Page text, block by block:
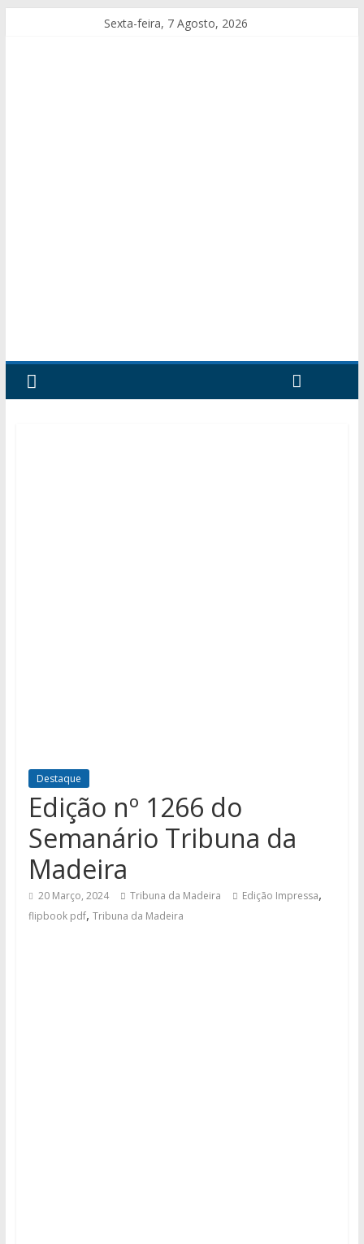
Sexta-feira, 7 Agosto, 2026
Destaque
Edição nº 1266 do
Semanário Tribuna da
Madeira
20 Março, 2024 Tribuna da Madeira Edição Impressa,
flipbook pdf, Tribuna da Madeira